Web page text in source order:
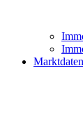
Marktdaten